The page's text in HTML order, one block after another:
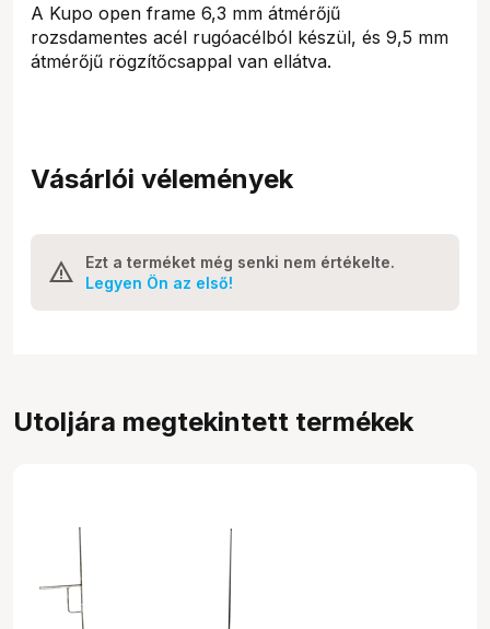
A Kupo open frame 6,3 mm átmérőjű
rozsdamentes acél rugóacélból készül, és 9,5 mm
átmérőjű rögzítőcsappal van ellátva.
Vásárlói vélemények
Ezt a terméket még senki nem értékelte.
Legyen Ön az első!
Utoljára megtekintett termékek